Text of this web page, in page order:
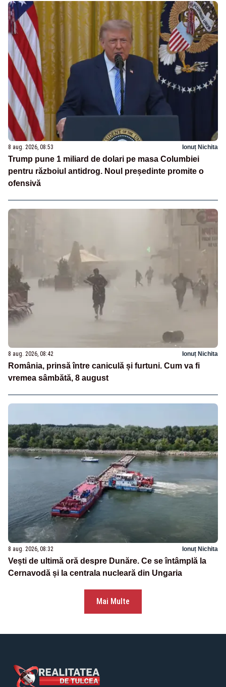
8 aug. 2026, 08:53 Ionuț Nichita
Trump pune 1 miliard de dolari pe masa Columbiei
pentru războiul antidrog. Noul președinte promite o
ofensivă
8 aug. 2026, 08:42 Ionuț Nichita
România, prinsă între caniculă și furtuni. Cum va fi
vremea sâmbătă, 8 august
8 aug. 2026, 08:32 Ionuț Nichita
Vești de ultimă oră despre Dunăre. Ce se întâmplă la
Cernavodă și la centrala nucleară din Ungaria
Mai Multe